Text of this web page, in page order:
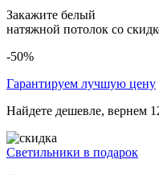
Закажите белый
натяжной потолок со
-50%
Гарантируем лучшую цену
Найдете дешевле, вернем
Светильники в подарок